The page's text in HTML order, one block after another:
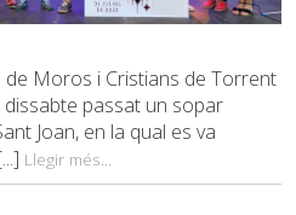
de Moros i Cristians de Torrent
passat un sopar
Joan, en la qual es va
Llegir més...